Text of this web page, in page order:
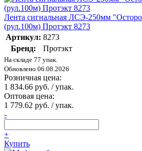
Лента сигнальная ЛСЭ-250мм
(рул.100м) Протэкт 8273
Артикул: 8273
Бренд:
Протэкт
На складе 77 упак.
Обновлено 06.08.2026
Розничная цена:
1 834.66 руб. / упак.
Оптовая цена:
1 779.62 руб. / упак.
-
+
Купить